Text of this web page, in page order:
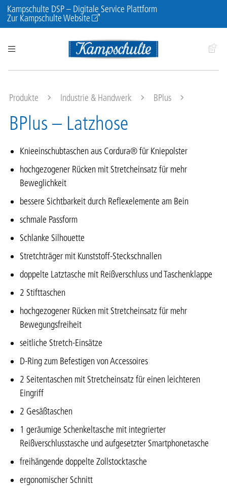
Kampschulte DSP – Digitale Service Plattform
Zur Kampschulte Website
Produkte Industrie & Handwerk BPlus
BPlus – Latzhose
Knieeinschubtaschen aus Cordura® für Kniepolster
hochgezogener Rücken mit Stretcheinsatz für mehr
Beweglichkeit
bessere Sichtbarkeit durch Reflexelemente am Bein
schmale Passform
Schlanke Silhouette
Stretchträger mit Kunststoff-Steckschnallen
doppelte Latztasche mit Reißverschluss und Taschenklappe
2 Stifttaschen
hochgezogener Rücken mit Stretcheinsatz für mehr
Bewegungsfreiheit
seitliche Stretch-Einsätze
D-Ring zum Befestigen von Accessoires
2 Seitentaschen mit Stretcheinsatz für einen leichteren
Eingriff
2 Gesäßtaschen
1 geräumige Schenkeltasche mit integrierter
Reißverschlusstasche und aufgesetzter Smartphonetasche
freihängende doppelte Zollstocktasche
ergonomischer Schnitt